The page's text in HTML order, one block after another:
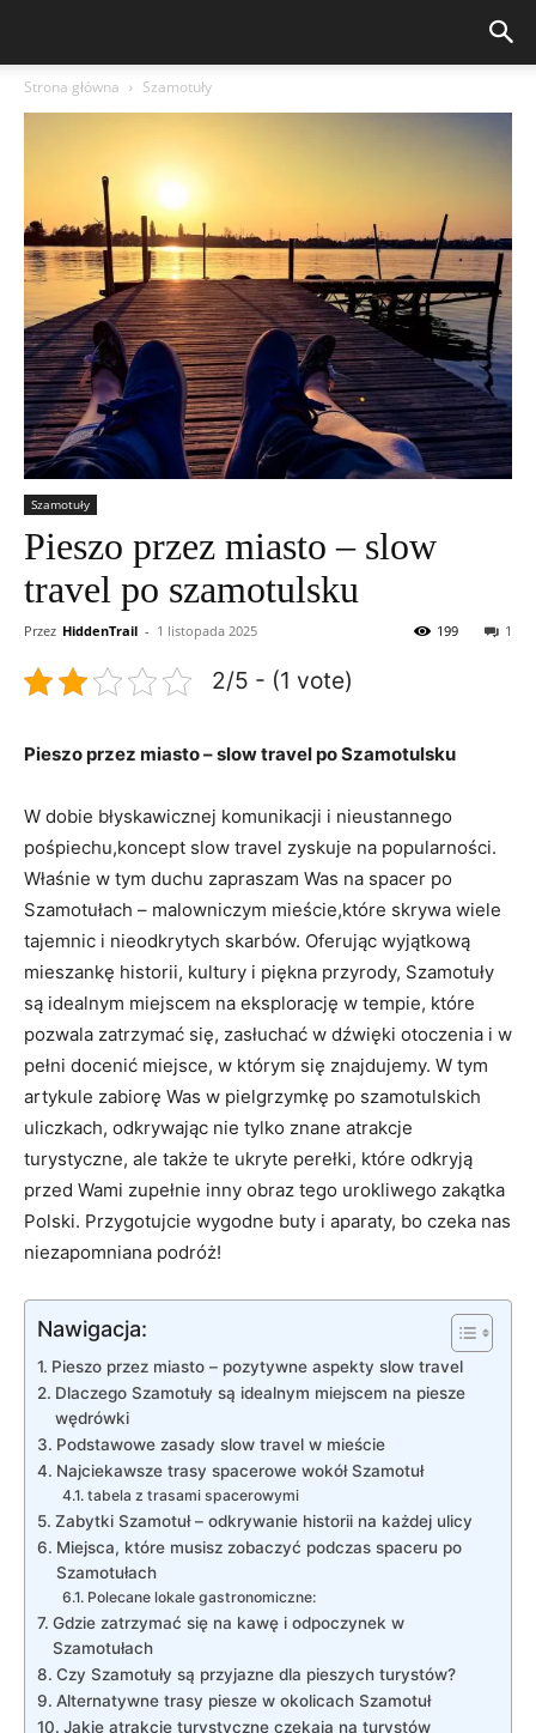
Strona główna Szamotuły
Szamotuły
Pieszo przez miasto – slow
travel po szamotulsku
Przez HiddenTrail - 1 listopada 2025 1
199
2/5 - (1 vote)
Pieszo przez miasto – slow travel po Szamotulsku
W dobie błyskawicznej komunikacji i nieustannego
pośpiechu,koncept slow travel zyskuje na popularności.
Właśnie w tym duchu zapraszam Was na spacer po
Szamotułach – malowniczym mieście,które skrywa wiele
tajemnic i nieodkrytych skarbów. Oferując wyjątkową
mieszankę historii, kultury i piękna przyrody, Szamotuły
są idealnym miejscem na eksplorację w tempie, które
pozwala zatrzymać się, zasłuchać w dźwięki otoczenia i w
pełni docenić miejsce, w którym się znajdujemy. W tym
artykule zabiorę Was w pielgrzymkę po szamotulskich
uliczkach, odkrywając nie tylko znane atrakcje
turystyczne, ale także te ukryte perełki, które odkryją
przed Wami zupełnie inny obraz tego urokliwego zakątka
Polski. Przygotujcie wygodne buty i aparaty, bo czeka nas
niezapomniana podróż!
Nawigacja:
Pieszo przez miasto – pozytywne aspekty slow travel
Dlaczego Szamotuły są idealnym miejscem na piesze
wędrówki
Podstawowe zasady slow travel w mieście
Najciekawsze trasy spacerowe wokół Szamotuł
tabela z trasami spacerowymi
Zabytki Szamotuł – odkrywanie historii na każdej ulicy
Miejsca, które musisz zobaczyć podczas spaceru po
Szamotułach
Polecane lokale gastronomiczne:
Gdzie zatrzymać się na kawę i odpoczynek w
Szamotułach
Czy Szamotuły są przyjazne dla pieszych turystów?
Alternatywne trasy piesze w okolicach Szamotuł
Jakie atrakcje turystyczne czekają na turystów